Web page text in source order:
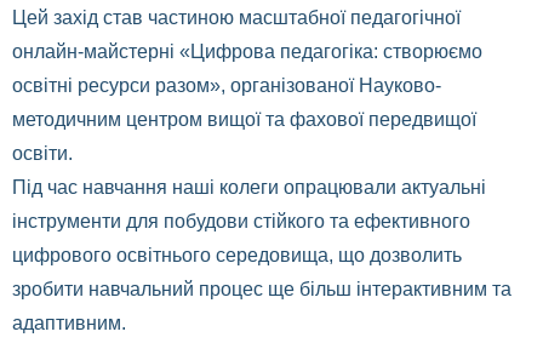
​Цей захід став частиною масштабної педагогічної
онлайн-майстерні «Цифрова педагогіка: створюємо
освітні ресурси разом», організованої Науково-
методичним центром вищої та фахової передвищої
освіти.
Під час навчання наші колеги опрацювали актуальні
інструменти для побудови стійкого та ефективного
цифрового освітнього середовища, що дозволить
зробити навчальний процес ще більш інтерактивним та
адаптивним.